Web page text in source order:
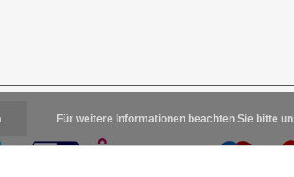
Für weitere Informationen beachten Sie bitte